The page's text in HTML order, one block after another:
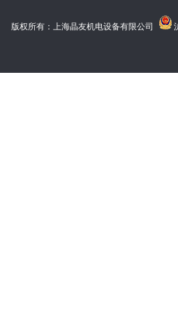
版权所有：上海晶友机电设备有限公司